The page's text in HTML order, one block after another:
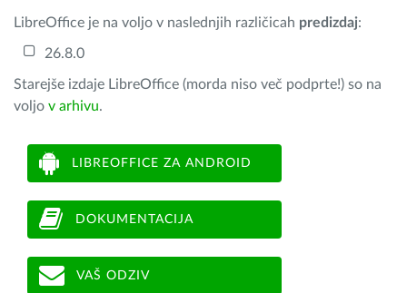
LibreOffice je na voljo v naslednjih različicah predizdaj:
26.8.0
Starejše izdaje LibreOffice (morda niso več podprte!) so na
voljo v arhivu.
LIBREOFFICE ZA ANDROID
DOKUMENTACIJA
VAŠ ODZIV